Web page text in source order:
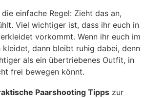
einfache Regel: Zieht das an,
Viel wichtiger ist, dass ihr euch in
vorkommt. Wenn ihr euch im
dann bleibt ruhig dabei, denn
als ein übertriebenes Outfit, in
frei bewegen könnt.
Paarshooting Tipps zur